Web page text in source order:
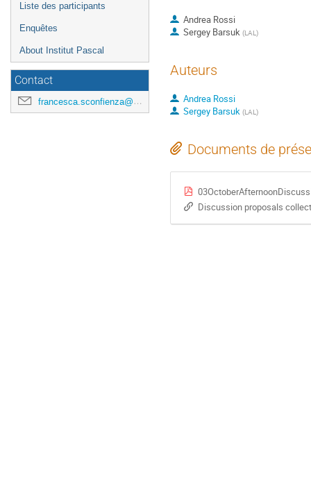
Liste des participants
Enquêtes
About Institut Pascal
Contact
francesca.sconfienza@universite-paris-saclay.fr
Andrea Rossi
Sergey Barsuk (LAL)
Auteurs
Andrea Rossi
Sergey Barsuk (LAL)
Documents de
Discussion proposals